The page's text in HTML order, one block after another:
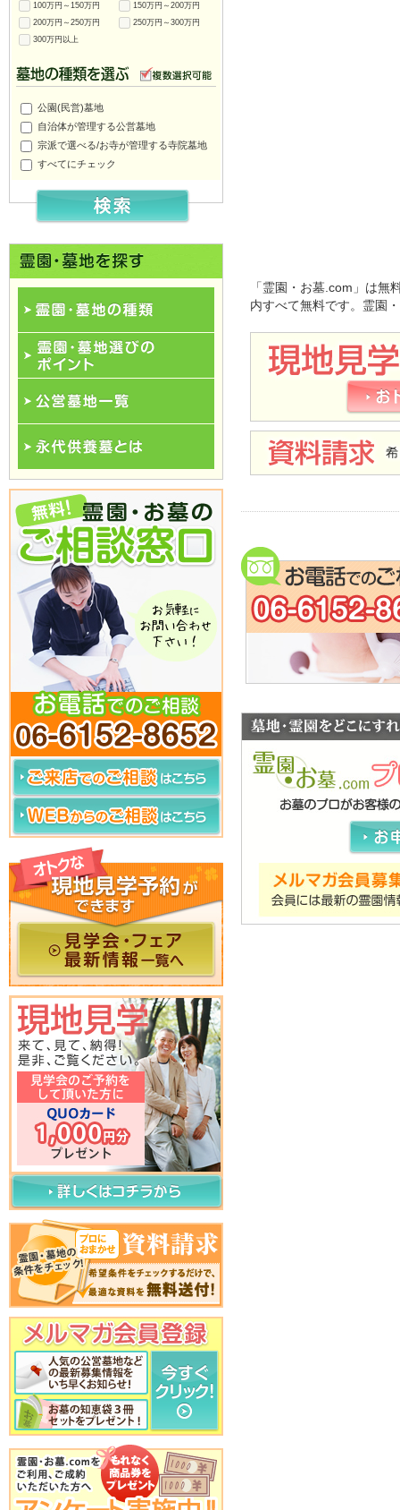
「霊園・お墓.com」は
内すべて無料です。霊園
100万円～150万円
150万円～200万円
200万円～250万円
250万円～300万円
300万円以上
公園(民営)墓地
自治体が管理する公営墓地
宗派で選べる/お寺が管理する寺院墓地
すべてにチェック
霊園･墓地の種類
永代供養一覧